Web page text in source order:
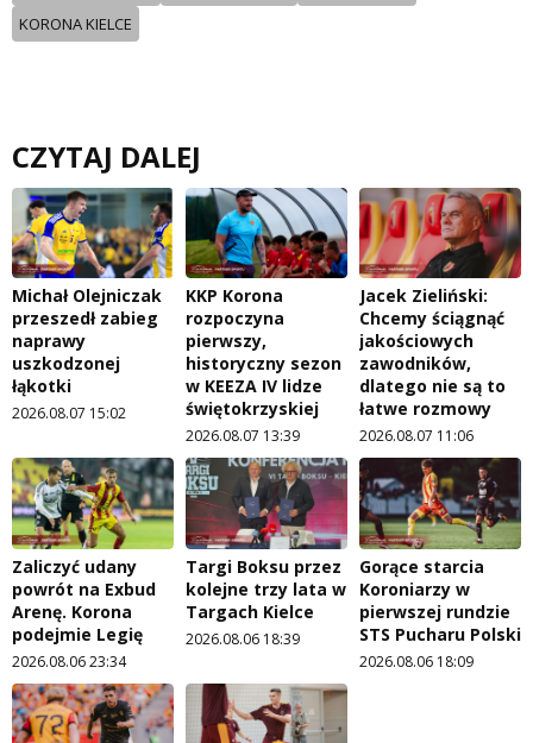
KORONA KIELCE
CZYTAJ DALEJ
Michał Olejniczak
przeszedł zabieg
naprawy
uszkodzonej
łąkotki
2026.08.07 15:02
KKP Korona
rozpoczyna
pierwszy,
historyczny sezon
w KEEZA IV lidze
świętokrzyskiej
2026.08.07 13:39
Jacek Zieliński:
Chcemy ściągnąć
jakościowych
zawodników,
dlatego nie są to
łatwe rozmowy
2026.08.07 11:06
Zaliczyć udany
powrót na Exbud
Arenę. Korona
podejmie Legię
2026.08.06 23:34
Targi Boksu przez
kolejne trzy lata w
Targach Kielce
2026.08.06 18:39
Gorące starcia
Koroniarzy w
pierwszej rundzie
STS Pucharu Polski
2026.08.06 18:09